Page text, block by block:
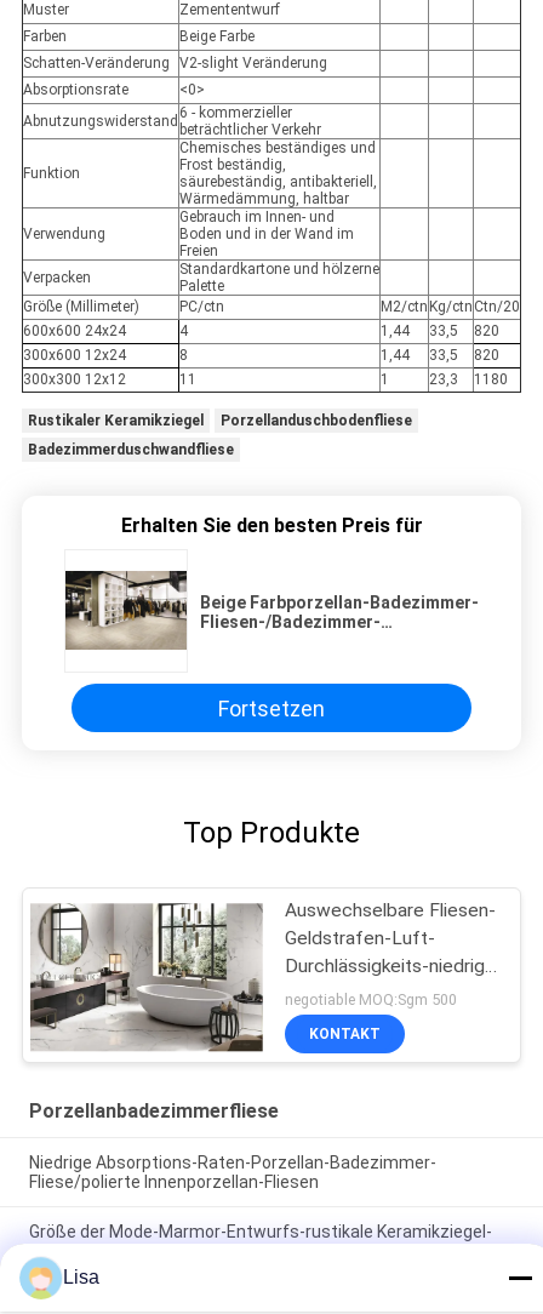
Muster
Zemententwurf
Farben
Beige Farbe
Schatten-Veränderung
V2-slight Veränderung
Absorptionsrate
<0>
Abnutzungswiderstand 6 - kommerzieller
beträchtlicher Verkehr
Funktion
Chemisches beständiges und
Frost beständig,
säurebeständig, antibakteriell,
Wärmedämmung, haltbar
Verwendung
Gebrauch im Innen- und
Boden und in der Wand im
Freien
Verpacken
Standardkartone und hölzerne
Palette
Größe (Millimeter)
PC/ctn M2/ctn Kg/ctn Ctn/20
600x600 24x24
4 1,44 33,5
820
300x600 12x24
8 1,44 33,5
820
300x300 12x12
11 1 23,3 1180
Rustikaler Keramikziegel
Porzellanduschbodenfliese
Badezimmerduschwandfliese
Erhalten Sie den besten Preis für
Beige Farbporzellan-Badezimmer-
Fliesen-/Badezimmer-
Fortsetzen
Top Produkte
Auswechselbare Fliesen-
Geldstrafen-Luft-
Durchlässigkeits-niedrige
Absorptionsrate des
Porzellan-24x48
negotiable MOQ:Sgm 500
KONTAKT
Porzellanbadezimmerfliese
Niedrige Absorptions-Raten-Porzellan-Badezimmer-
Fliese/polierte Innenporzellan-Fliesen
Größe der Mode-Marmor-Entwurfs-rustikale Keramikziegel-
Bescheinigung Luxusder sandstein-Porzellan-Badezimmer-
Lisa